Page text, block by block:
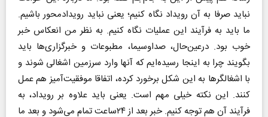
نباید صرفا به آن رویداد نگاه کنیم؛ یعنی نباید رویدادمحور باشیم.
ما باید به فرآیند این عملیات نگاه کنیم. به نظر من انعکاس خبر
خوب بود. درعین‌حال، صداوسیما، مطبوعات و خبرگزاری‌ها باید
بگویند چرا به اینجا رسیده‌ایم که آنها وارد سرزمین اشغالی شوند و
با اشغالگرها به این شکل برخورد کرده، اتفاقا موفقیت‌آمیز هم عمل
کنند. این نکته خیلی مهم است. یعنی باید علاوه بر رویداد، به
فرآیند آن هم توجه کنیم. خبر بعد از ۲۴ساعت تمام می‌شود و بعد ما